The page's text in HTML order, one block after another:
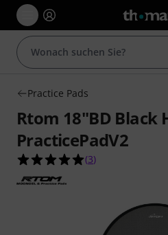
Practice Pads
Rtom 18"BD Black
PracticePadV2
5.0 von 5 Sternen
(3)